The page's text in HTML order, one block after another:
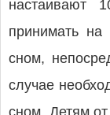
настаивают
принимать
сном,
случае
сном. Детям